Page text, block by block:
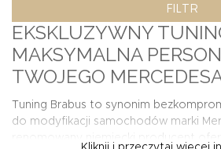
O NAS
USŁUGI
KONTAKT
FILTR
EKSKLUZYWNY
MAKSYMALNA
TWOJEGO
Tuning Brabus to synonim
do modyfikacji samochodów marki